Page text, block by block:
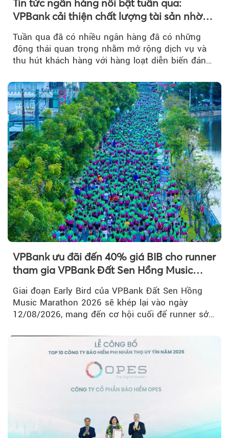
Tin tức ngân hàng nổi bật tuần qua:
VPBank cải thiện chất lượng tài sản nhờ
quản trị rủi ro và công nghệ
Tuần qua đã có nhiều ngân hàng đã có những
động thái quan trọng nhằm mở rộng dịch vụ và
thu hút khách hàng với hàng loạt diễn biến đáng
VPBank ưu đãi đến 40% giá BIB cho runner
tham gia VPBank Đất Sen Hồng Music
Giai đoạn Early Bird của VPBank Đất Sen Hồng
Music Marathon 2026 sẽ khép lại vào ngày
12/08/2026, mang đến cơ hội cuối để runner sở